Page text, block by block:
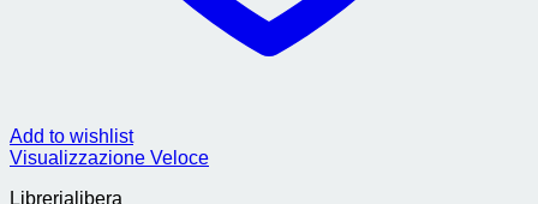
Add to wishlist
Visualizzazione Veloce
Librerialibera